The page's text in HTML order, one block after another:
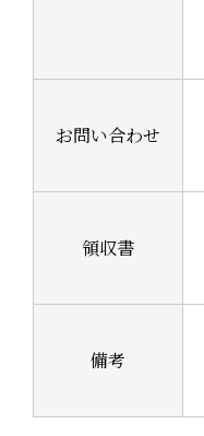
お問い合わせ
領収書
備考